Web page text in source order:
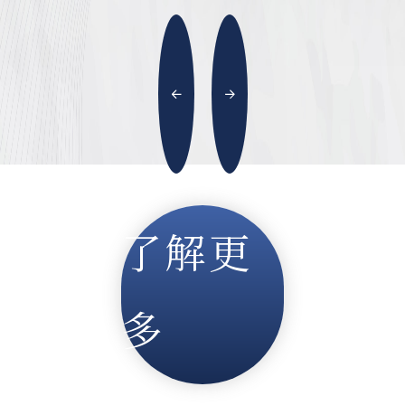
了解更
多